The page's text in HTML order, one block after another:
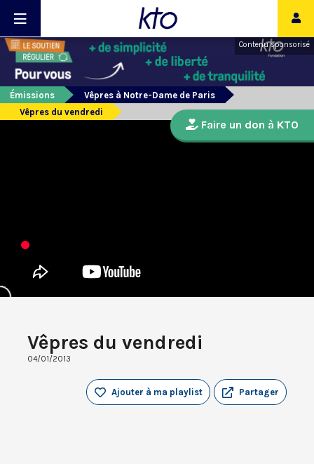
Contenu sponsorisé
Émissions
Vêpres à Notre-Dame de Paris
Vêpres du vendredi
Vêpres du vendredi
04/01/2013
Partager
Ajouter à ma playlist
Faire un don à KTO